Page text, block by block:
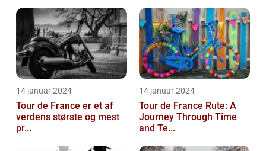
14 januar 2024
Tour de France er et af
verdens største og mest
pr...
14 januar 2024
Tour de France Rute: A
Journey Through Time
and Te...